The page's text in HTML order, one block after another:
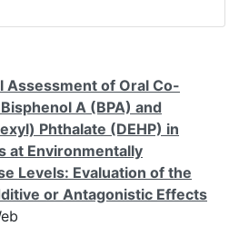
Assessment of Oral Co-
A (BPA) and
Phthalate (DEHP) in
at Environmentally
Levels: Evaluation of the
or Antagonistic Effects